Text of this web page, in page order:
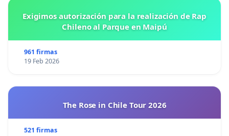
Exigimos autorización para la realización de Rap
Chileno al Parque en Maipú
961 firmas
19 Feb 2026
The Rose in Chile Tour 2026
521 firmas